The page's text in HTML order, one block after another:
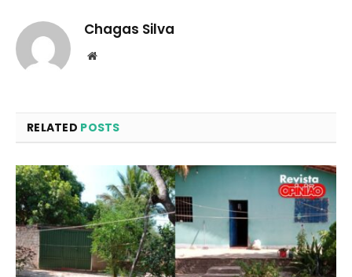
Chagas Silva
Website
RELATED POSTS